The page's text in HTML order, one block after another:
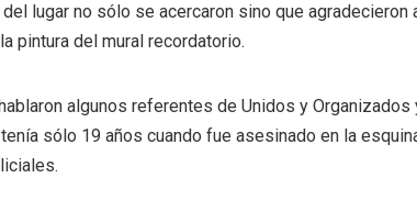
lugar no sólo se acercaron sino que agradecieron
pintura del mural recordatorio.
algunos referentes de Unidos y
sólo 19 años cuando fue asesinado en la